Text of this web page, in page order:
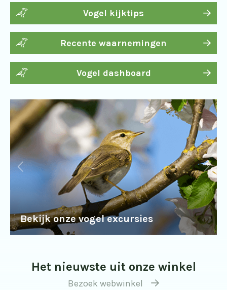
Vogel kijktips
Recente waarnemingen
Vogel dashboard
Bekijk onze vogel excursies
Het nieuwste uit onze winkel
Bezoek webwinkel